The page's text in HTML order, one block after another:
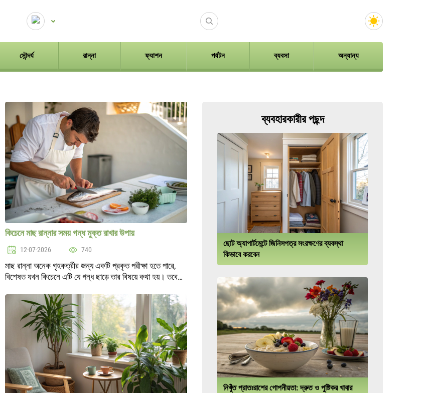
সৌন্দর্য রান্না ফ্যাশন পর্যটন ব্যবসা অন্যান্য
ও মনোযোগের প্রয়োজন হয়। এই প্রবন্ধে, আমরা ভাই-বোনের মধ্যে
সুষ্ঠু সম্পর্ক স্থ..
কিচেনে মাছ রান্নার সময় গন্ধ মুক্ত রাখার উপায়
12-07-2026 740
মাছ রান্না অনেক গৃহকর্ত্রীর জন্য একটি প্রকৃত পরীক্ষা হতে পারে,
বিশেষত যখন কিচেনে এটি যে গন্ধ ছাড়ে তার বিষয়ে কথা হয়। তবে
অনেক উপায় রয..
ব্যবহারকারীর পছন্দ
ছোট অ্যাপার্টমেন্টে জিনিসপত্র সংরক্ষণের ব্যবস্থা
কিভাবে করবেন
নিখুঁত প্রাতঃরাশের গোপনীয়তা: দ্রুত ও পুষ্টিকর খাবার